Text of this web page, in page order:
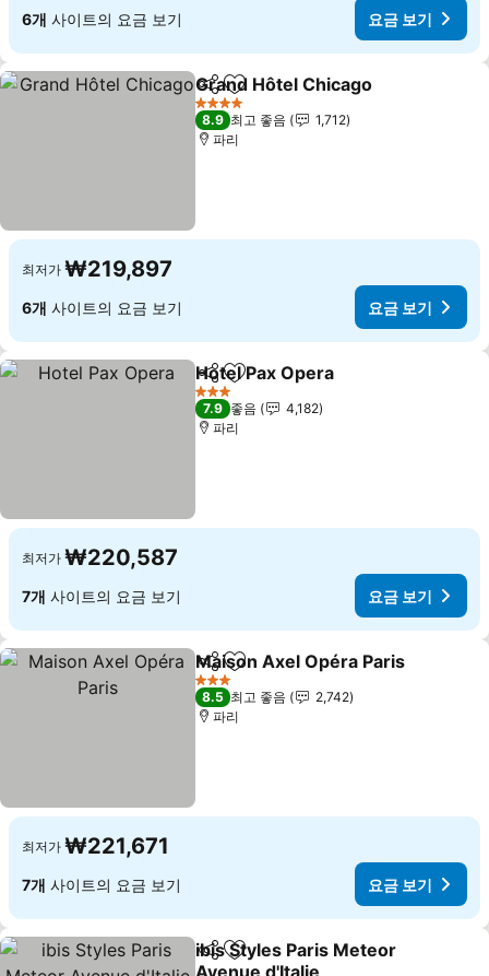
6개 사이트의 요금 보기 요금 보기
공유 즐겨찾기에 추가
Grand Hôtel Chicago
4 성급
8.9 최고 좋음
1,712
파리
최저가 ₩219,897
6개 사이트의 요금 보기 요금 보기
공유 즐겨찾기에 추가
Hotel Pax Opera
3 성급
7.9 좋음
4,182
파리
최저가 ₩220,587
7개 사이트의 요금 보기 요금 보기
공유 즐겨찾기에 추가
Maison Axel Opéra Paris
3 성급
8.5 최고 좋음
2,742
파리
최저가 ₩221,671
7개 사이트의 요금 보기 요금 보기
공유 즐겨찾기에 추가
ibis Styles Paris Meteor
Avenue d'Italie